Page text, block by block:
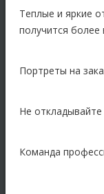
Теплые и яркие
получится более
Портреты на
Не
Команда